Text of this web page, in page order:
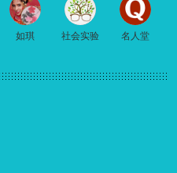
如琪 社会实验 名人堂